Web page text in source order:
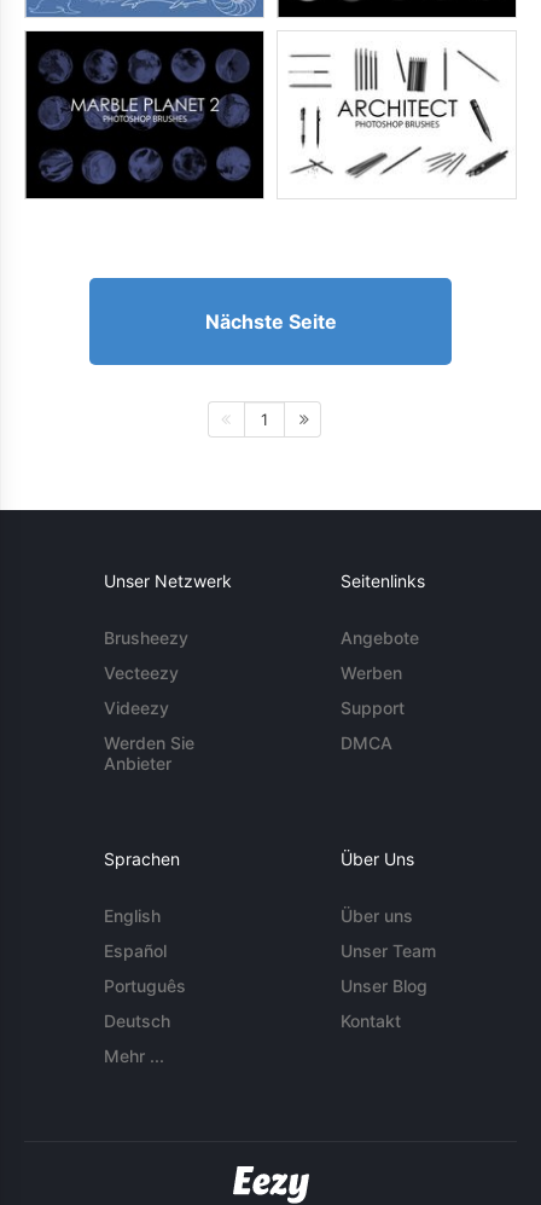
Nächste Seite
1
Unser Netzwerk
Brusheezy
Vecteezy
Videezy
Werden Sie
Anbieter
Seitenlinks
Angebote
Werben
Support
DMCA
Sprachen
English
Español
Português
Deutsch
Mehr ...
Über Uns
Über uns
Unser Team
Unser Blog
Kontakt